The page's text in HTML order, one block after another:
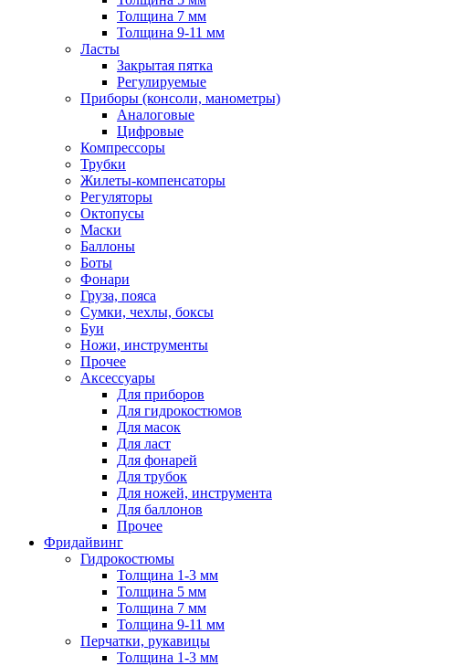
Толщина 7 мм
Толщина 9-11 мм
Ласты
Закрытая пятка
Регулируемые
Приборы (консоли, манометры)
Аналоговые
Цифровые
Компрессоры
Трубки
Жилеты-компенсаторы
Регуляторы
Октопусы
Маски
Баллоны
Боты
Фонари
Груза, пояса
Сумки, чехлы, боксы
Буи
Ножи, инструменты
Прочее
Аксессуары
Для приборов
Для гидрокостюмов
Для масок
Для ласт
Для фонарей
Для трубок
Для ножей, инструмента
Для баллонов
Прочее
Фридайвинг
Гидрокостюмы
Толщина 1-3 мм
Толщина 5 мм
Толщина 7 мм
Толщина 9-11 мм
Перчатки, рукавицы
Толщина 1-3 мм